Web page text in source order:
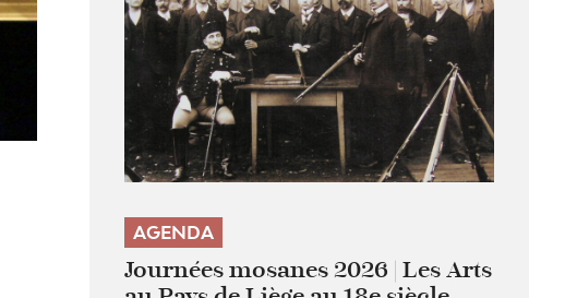
AGENDA
Journées mosanes 2026 | Les Arts